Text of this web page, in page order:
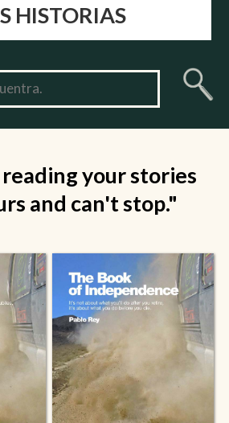
HISTORIAS
your stories
and can't stop."